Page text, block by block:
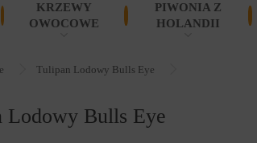
KRZEWY
OWOCOWE
PIWONIA Z
HOLANDII
Tulipan Lodowy Bulls Eye
Lodowy Bulls Eye